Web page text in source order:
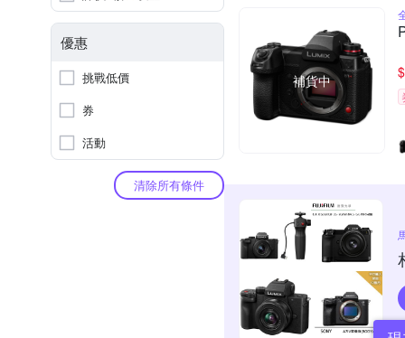
優惠
挑戰低價
券
活動
清除所有條件
補貨中 $